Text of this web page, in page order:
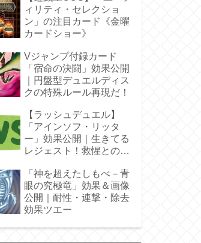
ィリティ・セレクショ
ン」の注目カード《金曜
カードショー》
Vジャンプ付録カード
「宿命の決闘」効果公開
｜円盤型デュエルディス
クの特殊ルール再現だ！
【ラッシュデュエル】
「アインソフ・リッタ
ー」効果公開｜生きてる
レジェスト！救惺との相
「神を超えたしもべ－青
眼の究極竜」効果＆画像
公開｜耐性・連撃・除去
効果ツエー